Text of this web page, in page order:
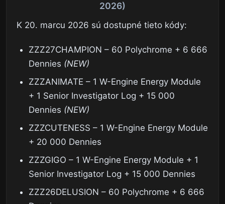
2026)
K 20. marcu 2026 sú dostupné tieto kódy:
ZZZ27CHAMPION – 60 Polychrome + 6 666
Dennies (NEW)
ZZZANIMATE – 1 W-Engine Energy Module
+ 1 Senior Investigator Log + 15 000
Dennies (NEW)
ZZZCUTENESS – 1 W-Engine Energy Module
+ 20 000 Dennies
ZZZGIGO – 1 W-Engine Energy Module + 1
Senior Investigator Log + 15 000 Dennies
ZZZ26DELUSION – 60 Polychrome + 6 666